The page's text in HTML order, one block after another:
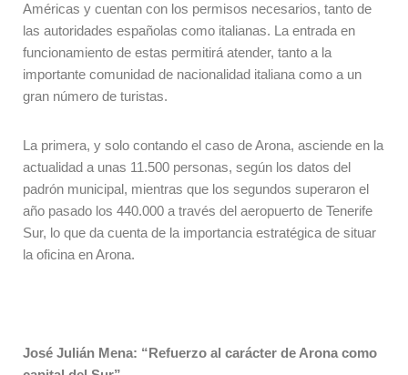
Américas y cuentan con los permisos necesarios, tanto de
las autoridades españolas como italianas. La entrada en
funcionamiento de estas permitirá atender, tanto a la
importante comunidad de nacionalidad italiana como a un
gran número de turistas.
La primera, y solo contando el caso de Arona, asciende en la
actualidad a unas 11.500 personas, según los datos del
padrón municipal, mientras que los segundos superaron el
año pasado los 440.000 a través del aeropuerto de Tenerife
Sur, lo que da cuenta de la importancia estratégica de situar
la oficina en Arona.
José Julián Mena: “Refuerzo al carácter de Arona como